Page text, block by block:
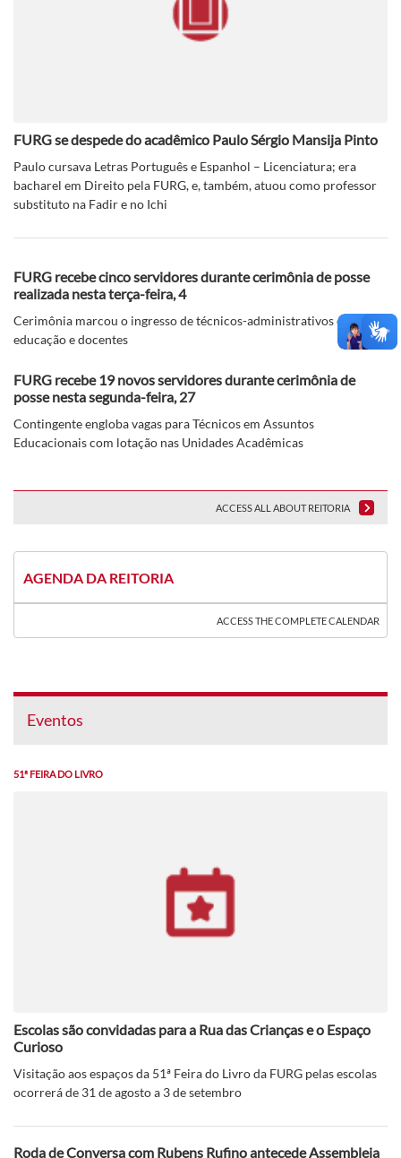
FURG se despede do acadêmico Paulo Sérgio Mansija Pinto
Paulo cursava Letras Português e Espanhol – Licenciatura; era
bacharel em Direito pela FURG, e, também, atuou como professor
substituto na Fadir e no Ichi
FURG recebe cinco servidores durante cerimônia de posse
realizada nesta terça-feira, 4
Cerimônia marcou o ingresso de técnicos-administrativos em
educação e docentes
FURG recebe 19 novos servidores durante cerimônia de
posse nesta segunda-feira, 27
Contingente engloba vagas para Técnicos em Assuntos
Educacionais com lotação nas Unidades Acadêmicas
ACCESS ALL ABOUT REITORIA
AGENDA DA REITORIA
ACCESS THE COMPLETE CALENDAR
Eventos
51ª FEIRA DO LIVRO
Escolas são convidadas para a Rua das Crianças e o Espaço
Curioso
Visitação aos espaços da 51ª Feira do Livro da FURG pelas escolas
ocorrerá de 31 de agosto a 3 de setembro
Roda de Conversa com Rubens Rufino antecede Assembleia